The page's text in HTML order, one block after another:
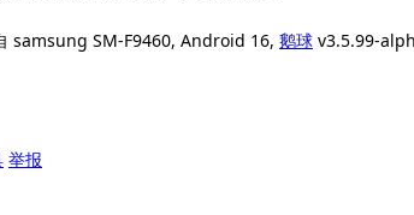
SM-F9460, Android 16, 鹅球 v3.5.99-
举报